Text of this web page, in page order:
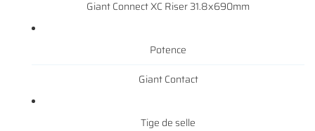
Giant Connect XC Riser 31.8x690mm
Potence
Giant Contact
Tige de selle